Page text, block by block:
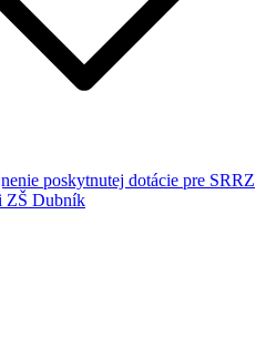
poskytnutej dotácie pre SRRZ
ZŠ Dubník